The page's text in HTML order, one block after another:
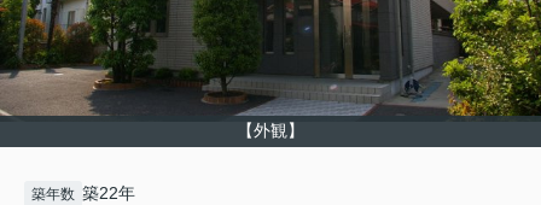
【外観】
築年数 築22年